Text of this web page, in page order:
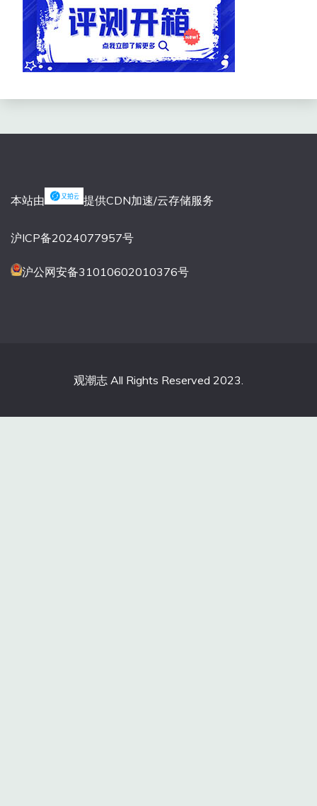
本站由 提供CDN加速/云存储服务
沪ICP备2024077957号
沪公网安备31010602010376号
观潮志 All Rights Reserved 2023.